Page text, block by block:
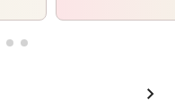
chevron_right